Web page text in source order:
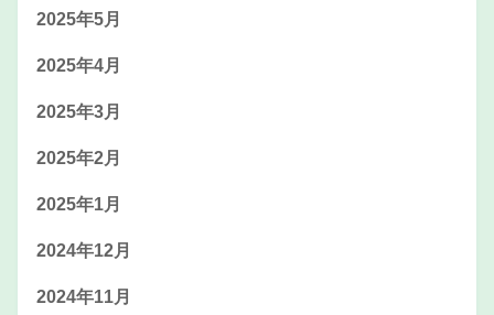
2025年5月
2025年4月
2025年3月
2025年2月
2025年1月
2024年12月
2024年11月